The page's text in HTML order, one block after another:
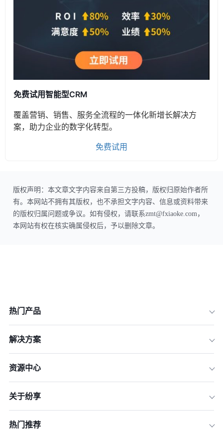
免费试用智能型CRM
覆盖营销、销售、服务全流程的一体化新增长解决方
案，助力企业的数字化转型。
免费试用
版权声明：本文章文字内容来自第三方投稿，版权归原始作者所
有。本网站不拥有其版权，也不承担文字内容、信息或资料带来
的版权归属问题或争议。如有侵权，请联系zmt@fxiaoke.com，
本网站有权在核实确属侵权后，予以删除文章。
热门产品
解决方案
资源中心
关于纷享
热门推荐